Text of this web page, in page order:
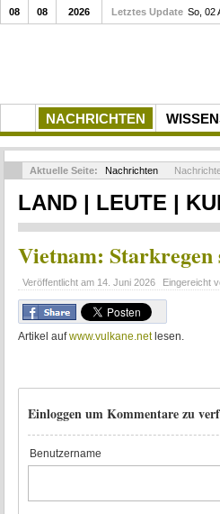
NACHRICHTEN
08 08 2026 Letztes Update So, 02
Aktuelle Seite: Nachrichten
LAND | LEUTE |
Vietnam:
Veröffentlicht am 14. Juni 2026 Eingereicht
Artikel aufwww.vulkane.netlesen.
Einloggen um Kommentare zu
Benutzername